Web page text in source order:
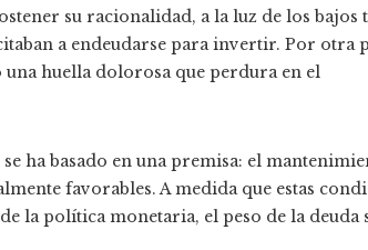
su racionalidad, a la luz de los bajos
a endeudarse para invertir. Por otra
huella dolorosa que perdura en el
ha basado en una premisa: el
favorables. A medida que estas
la política monetaria, el peso de la deuda